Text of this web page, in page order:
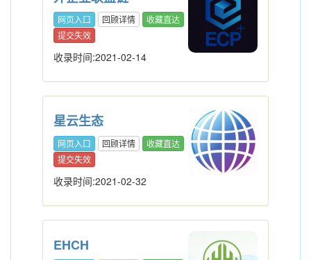
网页入口 回顾详情
收藏直达
提交失效
收录时间:2021-02-14
星云生态
网页入口 回顾详情
收藏直达
提交失效
收录时间:2021-02-32
EHCH